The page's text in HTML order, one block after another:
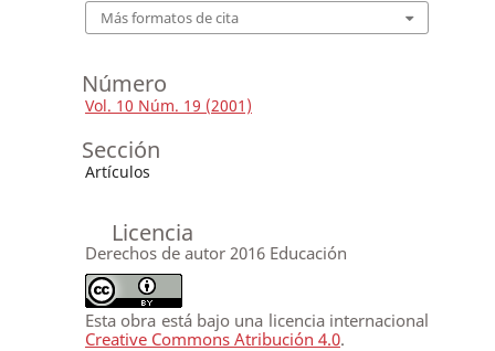
Más formatos de cita
Número
Vol. 10 Núm. 19 (2001)
Sección
Artículos
Licencia
Derechos de autor 2016 Educación
Esta obra está bajo una licencia internacional
Creative Commons Atribución 4.0.